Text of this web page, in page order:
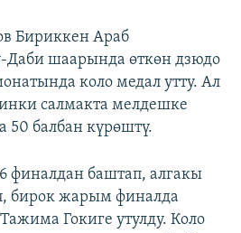
Бириккен Араб
шаарында өткөн дзюдо
коло медал утту. Ал
салмакта мелдешке
50 балбан күрөштү.
финалдан баштап, алгакы
бирок жарым финалда
Гокиге утулду. Коло